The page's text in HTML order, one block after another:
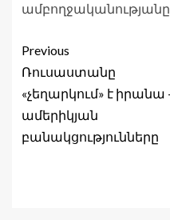
Previous
Ռուսաստանը
«չեղարկում» է իրանա
ամերիկյան
բանակցությունները